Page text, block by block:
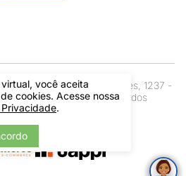
você aceita
cookies. Acesse nossa
.
0001-60 - Rua Álvaro Mendes, 1237 -
- Todos os Direitos Reservados
por: